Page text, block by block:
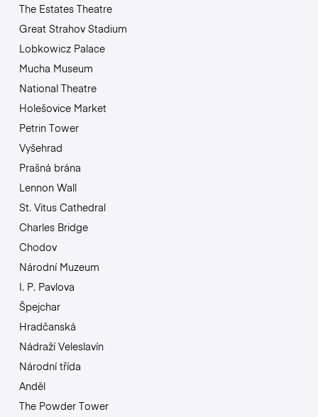
The Estates Theatre
Great Strahov Stadium
Lobkowicz Palace
Mucha Museum
National Theatre
Holešovice Market
Petrin Tower
Vyšehrad
Prašná brána
Lennon Wall
St. Vitus Cathedral
Charles Bridge
Chodov
Národní Muzeum
I. P. Pavlova
Špejchar
Hradčanská
Nádraží Veleslavín
Národní třída
Anděl
The Powder Tower